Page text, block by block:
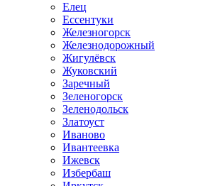
Елец
Ессентуки
Железногорск
Железнодорожный
Жигулёвск
Жуковский
Заречный
Зеленогорск
Зеленодольск
Златоуст
Иваново
Ивантеевка
Ижевск
Избербаш